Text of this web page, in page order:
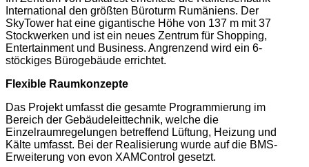
International den größten Büroturm Rumäniens. Der
SkyTower hat eine gigantische Höhe von 137 m mit 37
Stockwerken und ist ein neues Zentrum für Shopping,
Entertainment und Business. Angrenzend wird ein 6-
stöckiges Bürogebäude errichtet.
Flexible Raumkonzepte
Das Projekt umfasst die gesamte Programmierung im
Bereich der Gebäudeleittechnik, welche die
Einzelraumregelungen betreffend Lüftung, Heizung und
Kälte umfasst. Bei der Realisierung wurde auf die BMS-
Erweiterung von evon XAMControl gesetzt.